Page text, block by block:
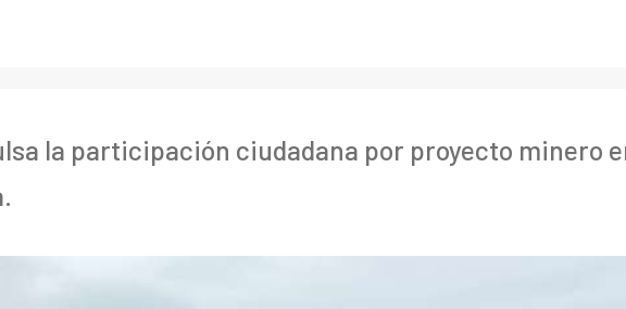
la participación ciudadana por proyecto minero